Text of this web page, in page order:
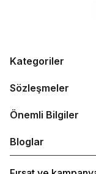
Kategoriler
Sözleşmeler
Önemli Bilgiler
Bloglar